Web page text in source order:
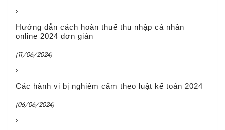
Hướng dẫn cách hoàn thuế thu nhập cá nhân
online 2024 đơn giản
(11/06/2024)
Các hành vi bị nghiêm cấm theo luật kế toán 2024
(06/06/2024)